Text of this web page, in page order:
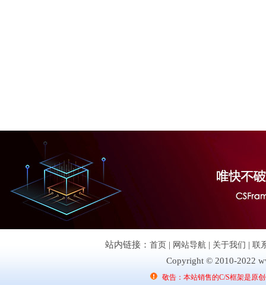
站内链接： 首页 | 网站导航 | 关于我们 | 联
Copyright © 2010-2022
敬告：本站销售的C/S框架是原